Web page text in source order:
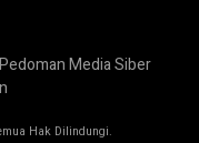
Pedoman Media Siber
Hak Dilindungi.